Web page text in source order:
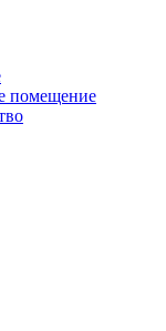
помещение